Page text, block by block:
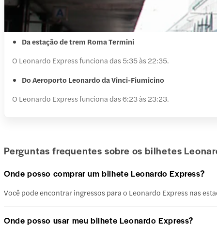
Da estação de trem Roma Termini
O Leonardo Express funciona das 5:35 às 22:35.
Do Aeroporto Leonardo da Vinci-Fiumicino
O Leonardo Express funciona das 6:23 às 23:23.
Perguntas frequentes sobre os bilhetes
Onde posso comprar um bilhete Leonardo Express?
Você pode encontrar ingressos para o Leonardo Express nas
Onde posso usar meu bilhete Leonardo Express?